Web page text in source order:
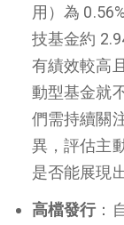
用）為
技基金約
有績效較高
動型基金就
們需持續關
異，評估主
是否能展現
高檔發行：